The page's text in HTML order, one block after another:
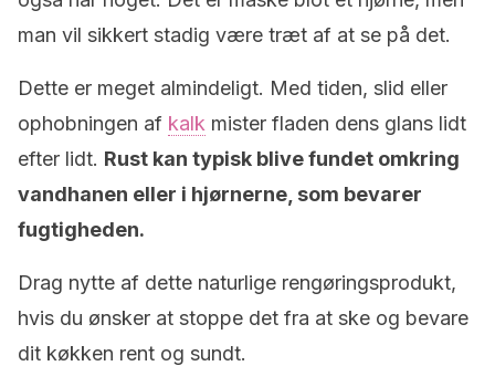
man vil sikkert stadig være træt af at se på det.
Dette er meget almindeligt. Med tiden, slid eller
ophobningen af kalk mister fladen dens glans lidt
efter lidt. Rust kan typisk blive fundet omkring
vandhanen eller i hjørnerne, som bevarer
fugtigheden.
Drag nytte af dette naturlige rengøringsprodukt,
hvis du ønsker at stoppe det fra at ske og bevare
dit køkken rent og sundt.